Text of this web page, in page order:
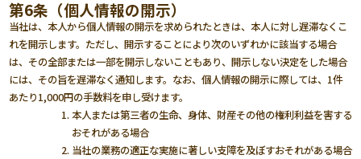
第6条（個人情報の開示）
当社は、本人から個人情報の開示を求められたときは、本人に対し遅滞なくこ
れを開示します。ただし、開示することにより次のいずれかに該当する場合
は、その全部または一部を開示しないこともあり、開示しない決定をした場合
には、その旨を遅滞なく通知します。なお、個人情報の開示に際しては、1件
あたり1,000円の手数料を申し受けます。
本人または第三者の生命、身体、財産その他の権利利益を害する
おそれがある場合
当社の業務の適正な実施に著しい支障を及ぼすおそれがある場合